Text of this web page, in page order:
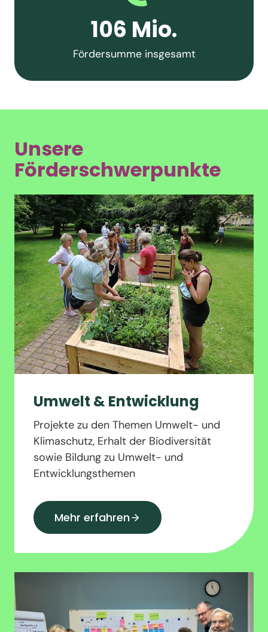
106 Mio.
Fördersumme insgesamt
Unsere
Förderschwerpunkte
Umwelt & Entwicklung
Projekte zu den Themen Umwelt- und
Klimaschutz, Erhalt der Biodiversität
sowie Bildung zu Umwelt- und
Entwicklungsthemen
Mehr erfahren